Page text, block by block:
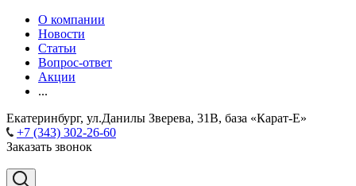
О компании
Новости
Статьи
Вопрос-ответ
Акции
...
Екатеринбург, ул.Данилы Зверева, 31В, база «Карат-Е»
+7 (343) 302-26-60
Заказать звонок